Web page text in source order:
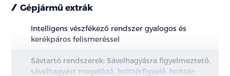
Gépjármű extrák
Intelligens vészfékező rendszer gyalogos és
kerékpáros felismeréssel
Sávtartó rendszerek: Sávelhagyásra figyelmeztető,
sávelhagyást megelőző, holttérfigyelő, holttér-